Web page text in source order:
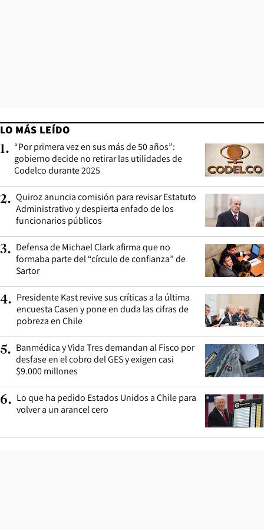
LO MÁS LEÍDO
1. “Por primera vez en sus más de 50 años”:
gobierno decide no retirar las utilidades de
Codelco durante 2025
2. Quiroz anuncia comisión para revisar Estatuto
Administrativo y despierta enfado de los
funcionarios públicos
3. Defensa de Michael Clark afirma que no
formaba parte del “círculo de confianza” de
Sartor
4. Presidente Kast revive sus críticas a la última
encuesta Casen y pone en duda las cifras de
pobreza en Chile
5. Banmédica y Vida Tres demandan al Fisco por
desfase en el cobro del GES y exigen casi
$9.000 millones
6. Lo que ha pedido Estados Unidos a Chile para
volver a un arancel cero